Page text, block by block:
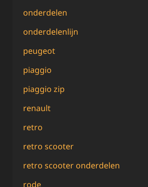
onderdelen
onderdelenlijn
peugeot
piaggio
piaggio zip
renault
retro
retro scooter
retro scooter onderdelen
rode